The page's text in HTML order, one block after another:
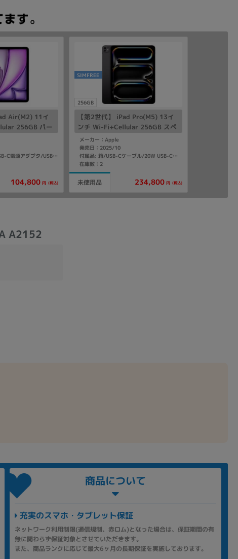
Air(M2) 11イ
256GB パー
A2903 【国内版
付属品: 箱/20W USB-C電源アダプタ/USB-C充電ケーブル(1m)/マニュアル
104,800 円 (税込)
256GB
SIMFREE
【第2世代】 iPad Pro(M5) 13イ
ンチ Wi-Fi+Cellular 256GB スペ
ースブラック ME7W4J/A A3361
【国内版SIMフリー】
メーカー：Apple
発売日：2025/10
付属品: 箱/USB-Cケーブル/20W USB-C電源アダプタ/クイックスタートガイド
在庫数：2
未使用品 234,800 円 (税込)
A2152
商品について
充実のスマホ・タブレット保証
ネットワーク利用制限(通信規制、赤ロム)となった場合は、保証期間の有
無に関わらず保証対象とさせていただきます。
また、商品ランクに応じて最大6ヶ月の長期保証を実施しております。